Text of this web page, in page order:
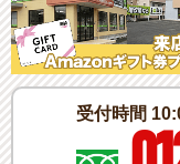
受付時間